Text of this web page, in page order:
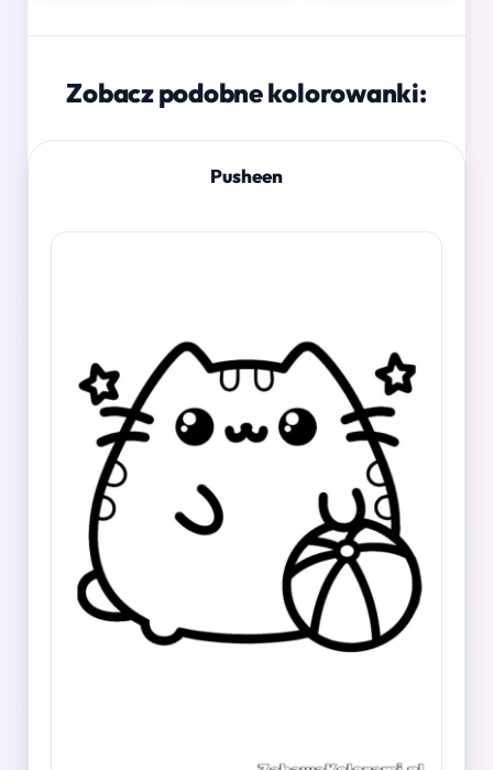
Zobacz podobne kolorowanki:
Pusheen